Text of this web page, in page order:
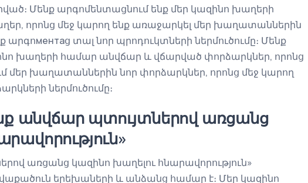
Մենք արգոմենտացնում ենք մեր կազինո խաղերի
որոնց մեջ կարող ենք առաջարկել մեր խաղատաններին
արգոментаց տալ նոր պրոդուկտների ներմուծումը։ Մենք
խաղերի համար անվճար և վճարված փորձարկներ, որոնց
մեր խաղատաններին նոր փորձարկներ, որոնց մեջ կարող
ներմուծումը։
անվճար պտույտներով առցանց
առցանց կազինո խաղելու հնարավորություն»
երեխաների և անձանց համար է։ Մեր կազինո